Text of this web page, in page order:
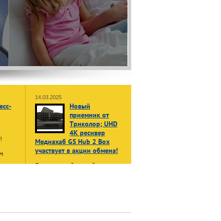
14.03.2025
Новый
приемник от
Триколор; UHD
4K ресивер
Медиахаб GS Hub 2 Box
участвует в акции обмена!
Принеси свой старый, даже не